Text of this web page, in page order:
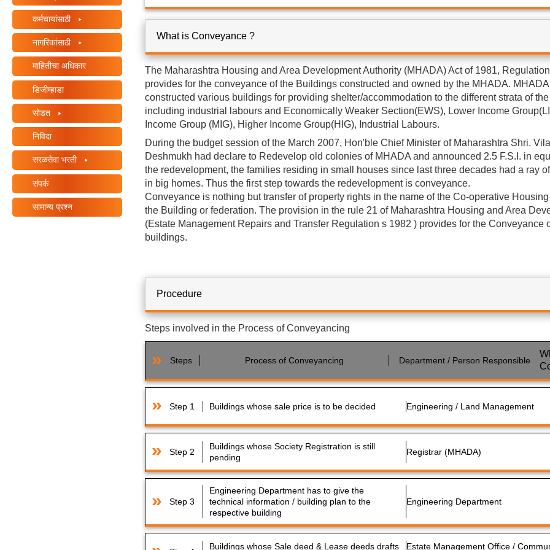
कर्मचायांसाठी
नागरिकांसाठी
माहितीचा अधिकार
डिजीम्हाडा
सोडत
निविदा
सरळसेवा भरती
संपर्क
सामान्य प्रश्न
What is Conveyance ?
The Maharashtra Housing and Area Development Authority (MHADA) Act of 1981,
provides for the conveyance of the Buildings constructed and owned by the MHADA.
constructed various buildings for providing shelter/accommodation to the different strata of
including industrial labours and Economically Weaker Section(EWS), Lower Income
Income Group (MIG), Higher Income Group(HIG), Industrial Labours.
During the budget session of the March 2007, Hon'ble Chief Minister of Maharashtra Shri.
Deshmukh had declare to Redevelop old colonies of MHADA and announced 2.5 F.S.I. in
the redevelopment, the families residing in small houses since last three decades had a ray
in big homes. Thus the first step towards the redevelopment is conveyance.
Conveyance is nothing but transfer of property rights in the name of the Co-operative
the Building or federation. The provision in the rule 21 of Maharashtra Housing and Area
(Estate Management Repairs and Transfer Regulation s 1982 ) provides for the Conveyance
buildings.
Procedure
Steps involved in the Process of Conveyancing
Steps Process of Conveyancing Department / Person Responsible
Step 1 Buildings whose sale price is to be decided Engineering / Land Management
Step 2
Buildings whose Society Registration is still
pending
Registrar (MHADA)
Step 3
Engineering Department has to give the
technical information / building plan to the
respective building
Engineering Department
Buildings whose Sale deed & Lease deeds drafts
Estate Management Office /